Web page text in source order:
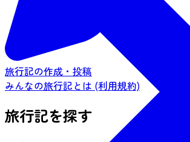
旅行記の作成・投稿
みんなの旅行記とは (利用規約)
旅行記を探す